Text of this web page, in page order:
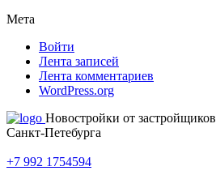
Мета
Войти
Лента записей
Лента комментариев
WordPress.org
Новостройки от застройщиков
Санкт-Петебурга
+7 992 1754594